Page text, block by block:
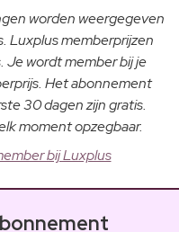
worden weergegeven
Luxplus memberprijzen
Je wordt member bij je
Het abonnement
30 dagen zijn gratis.
moment opzegbaar.
bij Luxplus